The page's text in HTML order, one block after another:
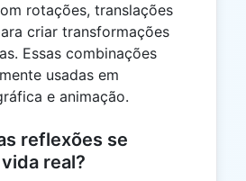
rotações, translações
criar transformações
Essas combinações
usadas em
e animação.
reflexões se
real?